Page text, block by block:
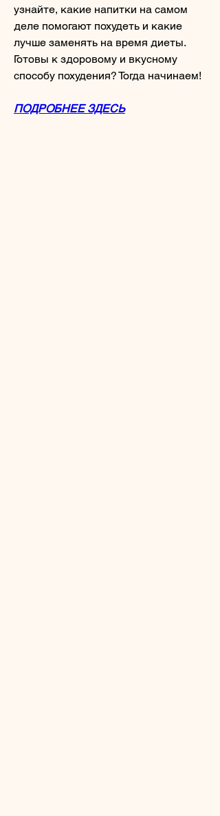
узнайте, какие напитки на самом
деле помогают похудеть и какие
лучше заменять на время диеты.
Готовы к здоровому и вкусному
способу похудения? Тогда начинаем!
ПОДРОБНЕЕ ЗДЕСЬ